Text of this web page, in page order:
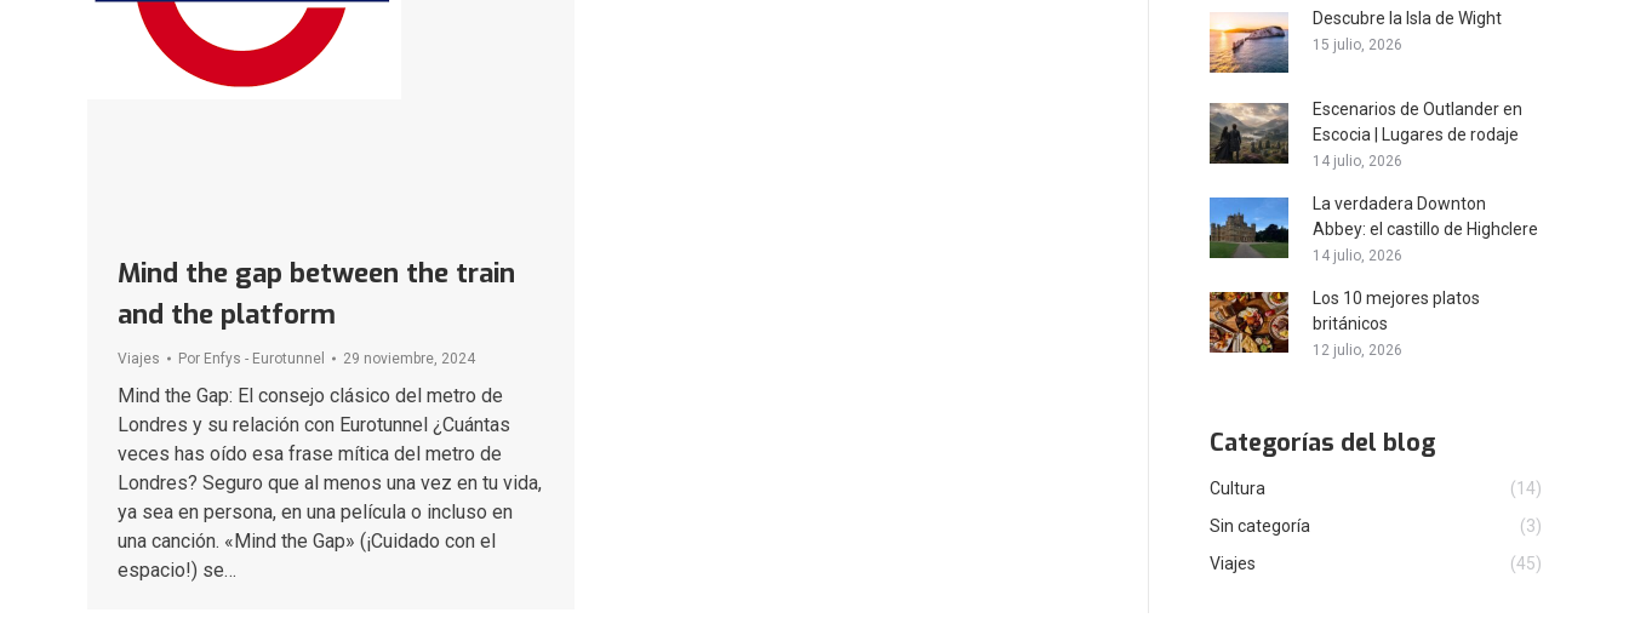
Mind the gap between the train
and the platform
Viajes Por Enfys - Eurotunnel 29 noviembre, 2024
Mind the Gap: El consejo clásico del metro de
Londres y su relación con Eurotunnel ¿Cuántas
veces has oído esa frase mítica del metro de
Londres? Seguro que al menos una vez en tu vida,
ya sea en persona, en una película o incluso en
una canción. «Mind the Gap» (¡Cuidado con el
espacio!) se…
Descubre la Isla de Wight
15 julio, 2026
Escenarios de Outlander en
Escocia | Lugares de rodaje
14 julio, 2026
La verdadera Downton
Abbey: el castillo de Highclere
14 julio, 2026
Los 10 mejores platos
británicos
12 julio, 2026
Categorías del blog
Cultura
(14)
Sin categoría
(3)
Viajes
(45)